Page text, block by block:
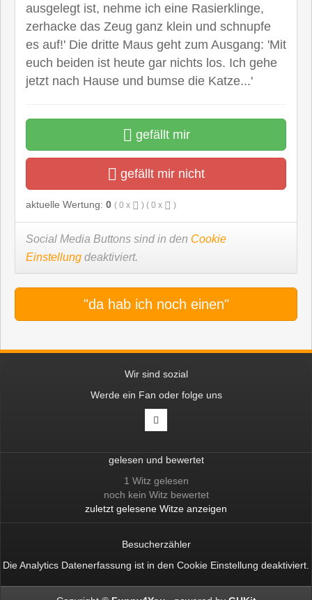
ausgelegt ist, nehme ich eine Rasierklinge,
zerhacke das Zeug ganz klein und schnupfe
es auf!' Die dritte Maus geht zum Ausgang: 'Mit
euch beiden ist heute gar nichts los. Ich gehe
jetzt nach Hause und bumse die Katze...'
gefällt mir
gefällt mir nicht
aktuelle Wertung: 0 ( 0 x ) ( 0 x )
Social Media Buttons sind in den Cookie
Einstellung deaktiviert.
"da hab ich noch einen"
Wir sind sozial
Werde ein Fan oder folge uns
gelesen und bewertet
1 Witz gelesen
noch kein Witz bewertet
zuletzt gelesene Witze anzeigen
Besucherzähler
Die Analytics Datenerfassung ist in den Cookie Einstellung deaktiviert.